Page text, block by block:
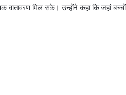
वातावरण मिल सके। उन्होंने कहा कि जहां बच्चों